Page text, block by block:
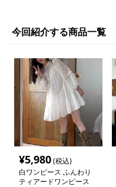
今回紹介する商品一覧
¥5,980(税込)
白ワンピース ふんわり
ティアードワンピース